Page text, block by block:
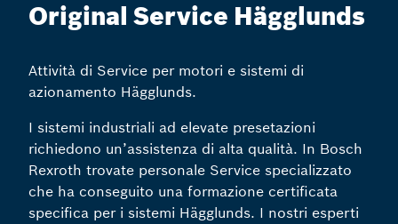
Original Service Hägglunds
Attività di Service per motori e sistemi di
azionamento Hägglunds.
I sistemi industriali ad elevate presetazioni
richiedono un’assistenza di alta qualità. In Bosch
Rexroth trovate personale Service specializzato
che ha conseguito una formazione certificata
specifica per i sistemi Hägglunds. I nostri esperti